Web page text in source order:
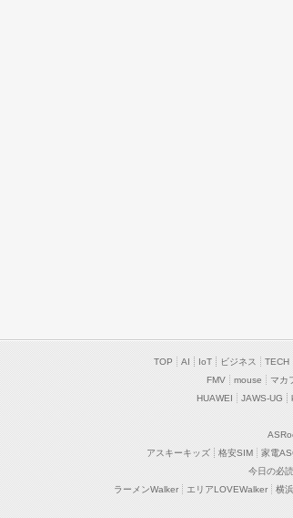
TOP AI IoT ビジネス TECH
FMV
mouse マカ
HUAWEI
JAWS-UG
アスキーキッズ
格安SIM 家電
今日の必
ラーメンWalker
エリアLOVEWalker 横